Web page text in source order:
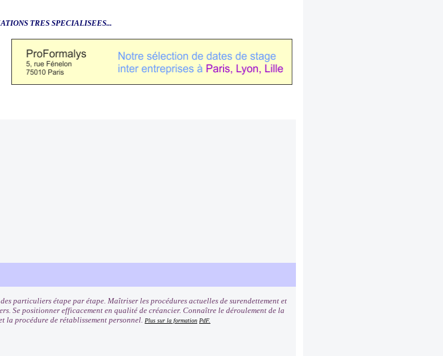
TRES SPECIALISEES...
particuliers étape par étape. Maîtriser les procédures actuelles de surendettement et
Se positionner efficacement en qualité de créancier. Connaître le déroulement de la
la procédure de rétablissement personnel. Plus sur la formation PdF.